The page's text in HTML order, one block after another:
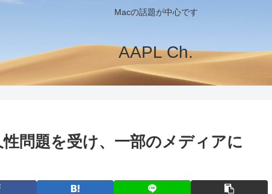
Macの話題が中心です
AAPL Ch.
問題を受け、一部のメディアに